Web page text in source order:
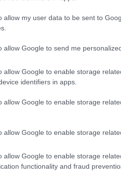
allow my user data to be sent to
allow Google to send me
allow Google to enable storage
identifiers in apps.
allow Google to enable storage
allow Google to enable storage
allow Google to enable storage
functionality and fraud
OS-be